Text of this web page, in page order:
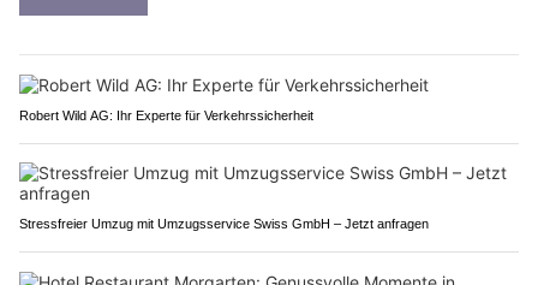
Robert Wild AG: Ihr Experte für Verkehrssicherheit
Stressfreier Umzug mit Umzugsservice Swiss GmbH – Jetzt anfragen